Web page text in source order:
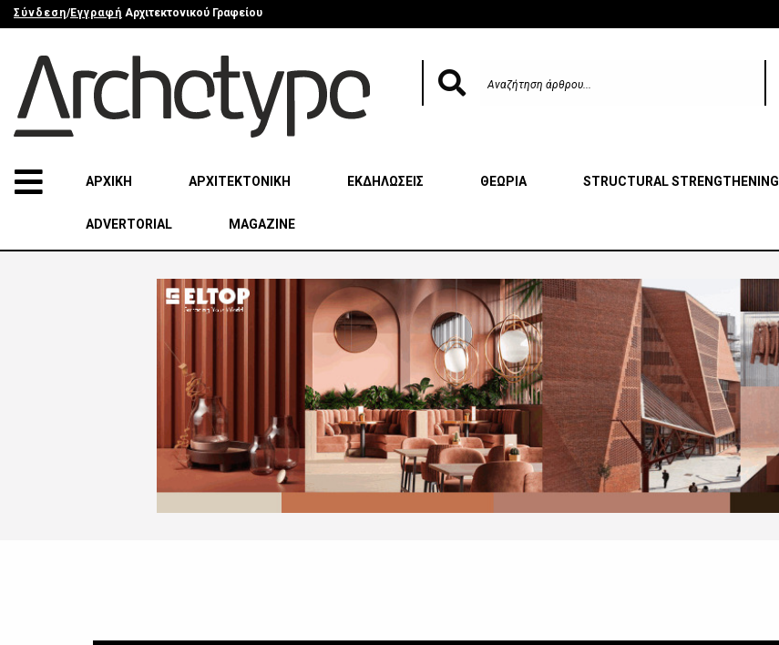
Σύνδεση/Εγγραφή Αρχιτεκτονικού Γραφείου
ΑΡΧΙΚΗ ΑΡΧΙΤΕΚΤΟΝΙΚΗ ΕΚΔΗΛΩΣΕΙΣ ΘΕΩΡΙΑ STRUCTURAL STRENGTHENING
ADVERTORIAL MAGAZINE